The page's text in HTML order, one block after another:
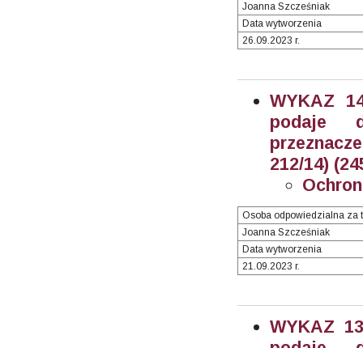
Joanna Szcześniak
Data wytworzenia
26.09.2023 r.
WYKAZ
podaje
212/14)
Osoba odpowiedzialna za
Joanna Szcześniak
Data wytworzenia
21.09.2023 r.
WYKAZ